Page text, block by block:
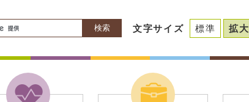
検索 文字サイズ 標準 拡大